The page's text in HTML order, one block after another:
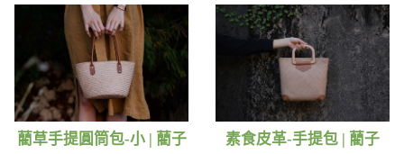
藺草手提圓筒包-小 | 藺子 素食皮革-手提包 | 藺子